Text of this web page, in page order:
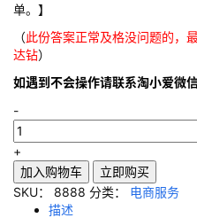
单。】
（此份答案正常及格没问题的，
达钻）
如遇到不会操作请联系淘小爱微信
-
+
加入购物车
立即购买
SKU： 8888 分类： 电商服务
描述